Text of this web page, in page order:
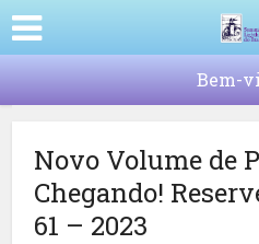
Bem-
Novo Volume de
Chegando!
61 – 2023